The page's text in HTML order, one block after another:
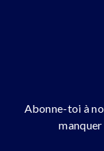
Abonne-toi à